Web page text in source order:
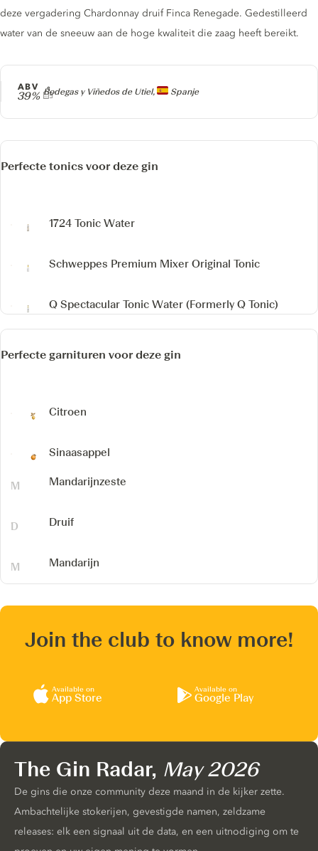
Producer
Bodegas y Viñedos de Utiel, Spanje
ABV
39%
deze vergadering Chardonnay druif Finca Renegade. Gedestilleerd
water van de sneeuw aan de hoge kwaliteit die zaag heeft bereikt.
Perfecte tonics voor deze gin
1724 Tonic Water
Schweppes Premium Mixer Original Tonic
Q Spectacular Tonic Water (Formerly Q Tonic)
Perfecte garnituren voor deze gin
Citroen
Sinaasappel
Mandarijnzeste
Druif
Mandarijn
Join the club to know more!
Available on
App Store
Available on
Google Play
The Gin Radar, May 2026
De gins die onze community deze maand in de kijker zette.
Ambachtelijke stokerijen, gevestigde namen, zeldzame
releases: elk een signaal uit de data, en een uitnodiging om te